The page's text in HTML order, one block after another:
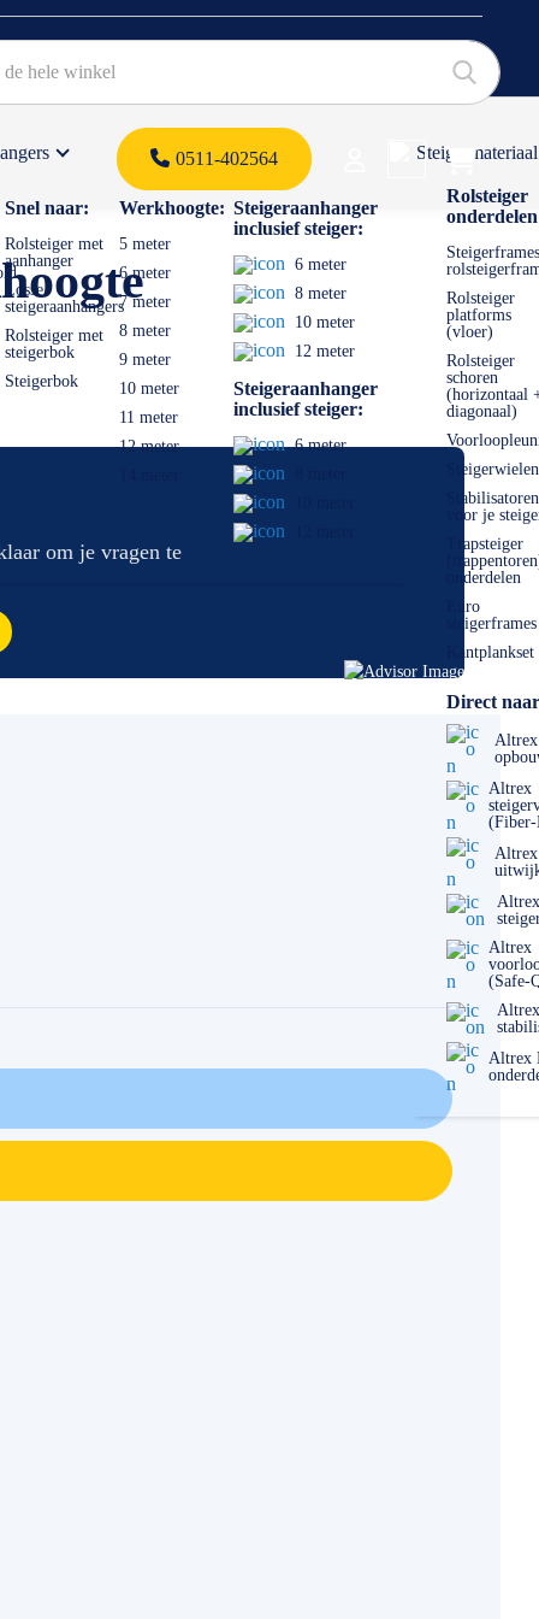
0511-402564
Snel naar:
Rolsteiger met
aanhanger
Losse
steigeraanhangers
Rolsteiger met
steigerbok
Steigerbok
Werkhoogte:
5 meter
6 meter
7 meter
8 meter
9 meter
10 meter
11 meter
12 meter
Steigeraanhanger
inclusief steiger:
6 meter
8 meter
10 meter
12 meter
Steigeraanhanger
inclusief steiger:
6 meter
Steigermateriaal
Rolsteiger
Rolsteiger
platforms
(vloer)
Rolsteiger
schoren
(horizontaal
diagonaal)
Steigerwielen
Stabilisatoren
voor je
Trapsteiger
onderdelen
Euro
steigerframes
Kantplankset
Direct
Altrex
Altrex
Altrex
Altrex
Altrex
(Safe-
Altrex
Altrex
om je vragen te